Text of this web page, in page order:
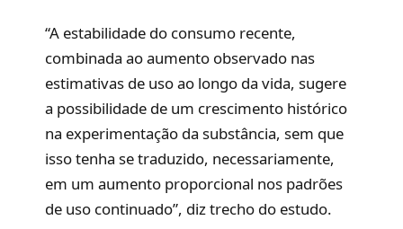
“A estabilidade do consumo recente,
combinada ao aumento observado nas
estimativas de uso ao longo da vida, sugere
a possibilidade de um crescimento histórico
na experimentação da substância, sem que
isso tenha se traduzido, necessariamente,
em um aumento proporcional nos padrões
de uso continuado”, diz trecho do estudo.